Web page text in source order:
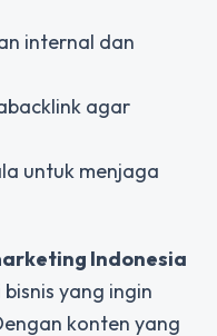
internal dan
agar
untuk menjaga
Indonesia
yang ingin
konten yang